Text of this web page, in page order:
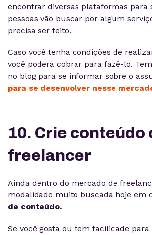
encontrar diversas plataformas para
pessoas vão buscar por algum
precisa ser feito.
Caso você tenha condições de
você poderá cobrar para fazê-lo.
no blog para se informar sobre o
para se desenvolver nesse
10. Crie conteúdo
freelancer
Ainda dentro do mercado de
modalidade muito buscada hoje em
de conteúdo.
Se você gosta ou tem facilidade para